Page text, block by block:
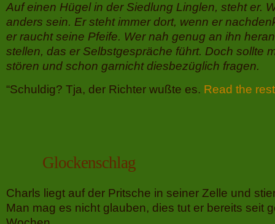
Auf einen Hügel in der Siedlung Linglen, steht er.
anders sein. Er steht immer dort, wenn er
er raucht seine Pfeife. Wer nah genug an ihn
stellen, das er Selbstgespräche führt. Doch sollte
stören und schon garnicht diesbezüglich fragen.
“Schuldig? Tja, der Richter wußte es. Read the
Glockenschlag
Charls liegt auf der Pritsche in seiner Zelle und
Man mag es nicht glauben, dies tut er bereits seit